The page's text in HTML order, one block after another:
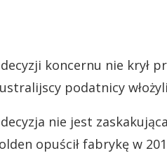
koncernu nie krył
podatnicy
decyzja nie jest
opuścił fabrykę w